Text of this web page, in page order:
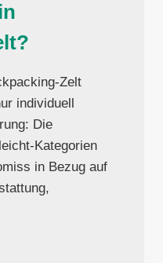
Zelt
individuell
Die
Kategorien
in Bezug auf